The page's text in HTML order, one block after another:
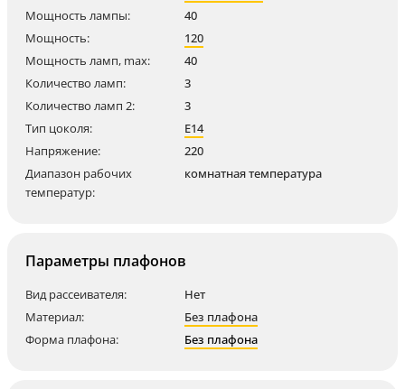
Мощность лампы:
40
Мощность:
120
Мощность ламп, max:
40
Количество ламп:
3
Количество ламп 2:
3
Тип цоколя:
E14
Напряжение:
220
Диапазон рабочих
температур:
комнатная температура
Параметры плафонов
Вид рассеивателя:
Нет
Материал:
Без плафона
Форма плафона:
Без плафона